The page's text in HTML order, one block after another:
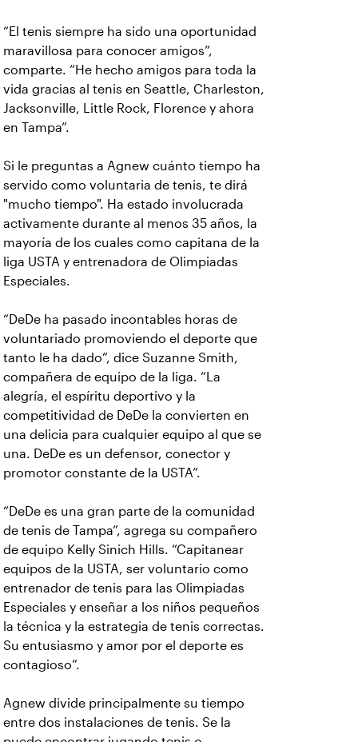
“El tenis siempre ha sido una oportunidad
maravillosa para conocer amigos”,
comparte. “He hecho amigos para toda la
vida gracias al tenis en Seattle, Charleston,
Jacksonville, Little Rock, Florence y ahora
en Tampa”.
Si le preguntas a Agnew cuánto tiempo ha
servido como voluntaria de tenis, te dirá
"mucho tiempo". Ha estado involucrada
activamente durante al menos 35 años, la
mayoría de los cuales como capitana de la
liga USTA y entrenadora de Olimpiadas
Especiales.
“DeDe ha pasado incontables horas de
voluntariado promoviendo el deporte que
tanto le ha dado”, dice Suzanne Smith,
compañera de equipo de la liga. “La
alegría, el espíritu deportivo y la
competitividad de DeDe la convierten en
una delicia para cualquier equipo al que se
una. DeDe es un defensor, conector y
promotor constante de la USTA”.
“DeDe es una gran parte de la comunidad
de tenis de Tampa”, agrega su compañero
de equipo Kelly Sinich Hills. “Capitanear
equipos de la USTA, ser voluntario como
entrenador de tenis para las Olimpiadas
Especiales y enseñar a los niños pequeños
la técnica y la estrategia de tenis correctas.
Su entusiasmo y amor por el deporte es
contagioso”.
Agnew divide principalmente su tiempo
entre dos instalaciones de tenis. Se la